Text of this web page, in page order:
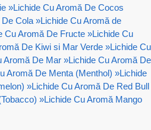
»Lichide Cu Aromă De Cocos
Cola »Lichide Cu Aromă de
Cu Aromă De Fructe »Lichide Cu
De Kiwi si Mar Verde »Lichide Cu
Aromă De Mar »Lichide Cu Aromă De
Aromă De Menta (Menthol) »Lichide
»Lichide Cu Aromă De Red Bull
»Lichide Cu Aromă Mango